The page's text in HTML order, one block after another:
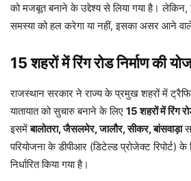
को मजबूत बनाने के उद्देश्य से लिया गया है।
समस्या को हल करेगा या नहीं, इसका असर आने वाले
15 शहरों में रिंग रोड निर्माण की
राजस्थान सरकार ने राज्य के प्रमुख शहरों में
यातायात को सुचारु बनाने के लिए 15 शहरों में रिंग
इसमेंबालोतरा, जैसलमेर, जालौर, सीकर, बांसवाड़ा
परियोजना के डीपीआर (डिटेल्ड प्रोजेक्ट रिपोर्ट) के
निर्धारित किया गया है।